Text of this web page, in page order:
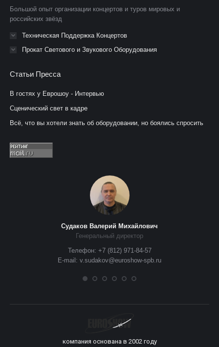
окне окне окне
Большой опыт организации концертов и туров мировых и
российских звёзд
Техническая Поддержка Концертов
Прокат Светового и Звукового Оборудования
Статьи Пресса
В гостях у Еврошоу - Интервью
Сценический свет в кадре
Всё, что вы хотели знать об оборудовании, но боялись спросить
Судаков Валерий Михайлович
Генеральный директор
Телефон: +7 (812) 971-84-57
E-mail: v.sudakov@euroshow-spb.ru
компания основана в 2002 году